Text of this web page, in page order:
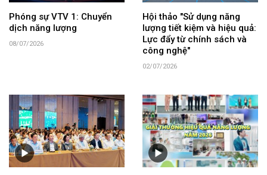
Phóng sự VTV 1: Chuyển
dịch năng lượng
08/07/2026
Hội thảo "Sử dụng năng
lượng tiết kiệm và hiệu quả:
Lực đẩy từ chính sách và
công nghệ"
02/07/2026